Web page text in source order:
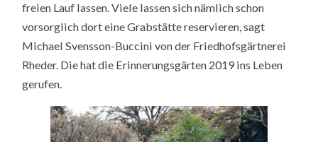
freien Lauf lassen. Viele lassen sich nämlich schon
vorsorglich dort eine Grabstätte reservieren, sagt
Michael Svensson-Buccini von der Friedhofsgärtnerei
Rheder. Die hat die Erinnerungsgärten 2019 ins Leben
gerufen.